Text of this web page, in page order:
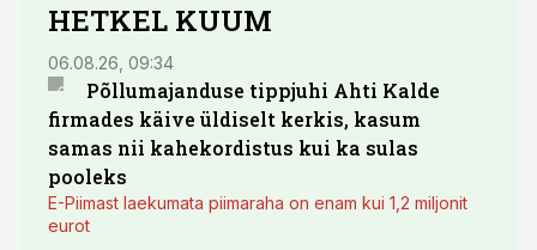
HETKEL KUUM
06.08.26, 09:34
Põllumajanduse tippjuhi Ahti Kalde
firmades käive üldiselt kerkis, kasum
samas nii kahekordistus kui ka sulas
pooleks
E-Piimast laekumata piimaraha on enam kui 1,2 miljonit
eurot